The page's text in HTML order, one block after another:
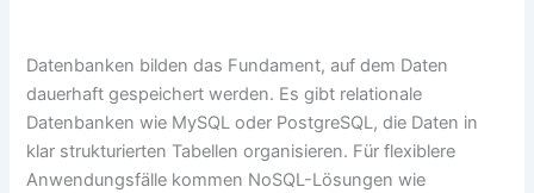
Datenbanken bilden das Fundament, auf dem Daten
dauerhaft gespeichert werden. Es gibt relationale
Datenbanken wie MySQL oder PostgreSQL, die Daten in
klar strukturierten Tabellen organisieren. Für flexiblere
Anwendungsfälle kommen NoSQL-Lösungen wie